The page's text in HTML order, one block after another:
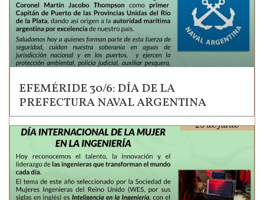
EFEMÉRIDE 30/6: DÍA DE LA
PREFECTURA NAVAL ARGENTINA